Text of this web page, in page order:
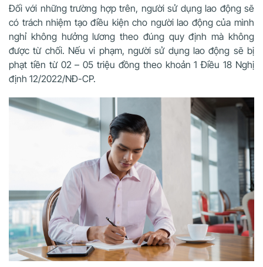
Đối với những trường hợp trên, người sử dụng lao động sẽ
có trách nhiệm tạo điều kiện cho người lao động của mình
nghỉ không hưởng lương theo đúng quy định mà không
được từ chối. Nếu vi phạm, người sử dụng lao động sẽ bị
phạt tiền từ 02 – 05 triệu đồng theo khoản 1 Điều 18 Nghị
định 12/2022/NĐ-CP.